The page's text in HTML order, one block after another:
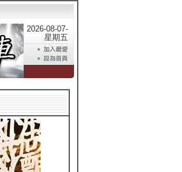
2026-08-07-
星期五